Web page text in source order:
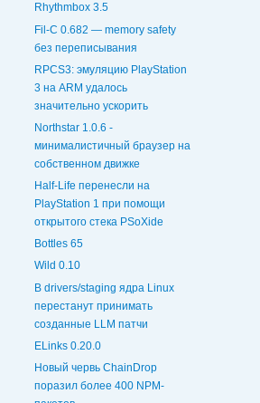
Rhythmbox 3.5
Fil-C 0.682 — memory safety
без переписывания
RPCS3: эмуляцию PlayStation
3 на ARM удалось
значительно ускорить
Northstar 1.0.6 -
минималистичный браузер на
собственном движке
Half-Life перенесли на
PlayStation 1 при помощи
открытого стека PSoXide
Bottles 65
Wild 0.10
В drivers/staging ядра Linux
перестанут принимать
созданные LLM патчи
ELinks 0.20.0
Новый червь ChainDrop
поразил более 400 NPM-